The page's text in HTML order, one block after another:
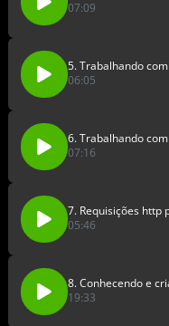
07:09
5. Trabalhando
06:05
6. Trabalhando
07:16
7. Requisições http
05:46
8. Conhecendo e
19:33